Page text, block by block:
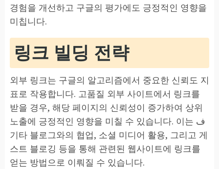
경험을 개선하고 구글의 평가에도 긍정적인 영향을
미칩니다.
링크 빌딩 전략
외부 링크는 구글의 알고리즘에서 중요한 신뢰도 지
표로 작용합니다. 고품질 외부 사이트에서 링크를
받을 경우, 해당 페이지의 신뢰성이 증가하여 상위
노출에 긍정적인 영향을 미칠 수 있습니다. 이는 ف
기타 블로그와의 협업, 소셜 미디어 활용, 그리고 게
스트 블로깅 등을 통해 관련된 웹사이트에 링크를
얻는 방법으로 이뤄질 수 있습니다.